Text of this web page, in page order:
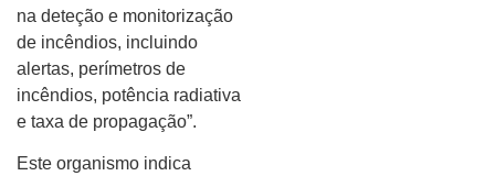
na deteção e monitorização
de incêndios, incluindo
alertas, perímetros de
incêndios, potência radiativa
e taxa de propagação”.
Este organismo indica